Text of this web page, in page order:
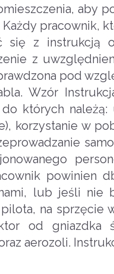
aby
pracownik,
się z instrukcją
z
pod
Wzór
których
korzystanie w
powinien
lub jeśli nie
na
od
aerozoli.